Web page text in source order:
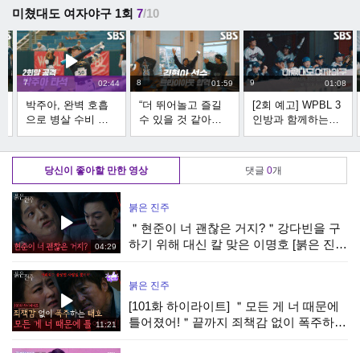
미쳤대도 여자야구 1회 7/10
7 02:44
박주아, 완벽 호흡
으로 병살 수비 후 3
루수 뚫는 안타 치
며 미니게임 종료
8 01:59
“더 뛰어놀고 즐길
수 있을 것 같아요”
김현아×박주아×김
라경, 트라이아웃
합격!
9 01:08
[2회 예고] WPBL 3
인방과 함께하는
2025 여자야구 아시
안컵
당신이 좋아할 만한 영상 댓글 0개
04:29
붉은 진주
＂현준이 너 괜찮은 거지?＂강다빈을 구
하기 위해 대신 칼 맞은 이명호 [붉은 진
11:21
붉은 진주
[101화 하이라이트] ＂모든 게 너 때문에
틀어졌어!＂끝까지 죄책감 없이 폭주하는